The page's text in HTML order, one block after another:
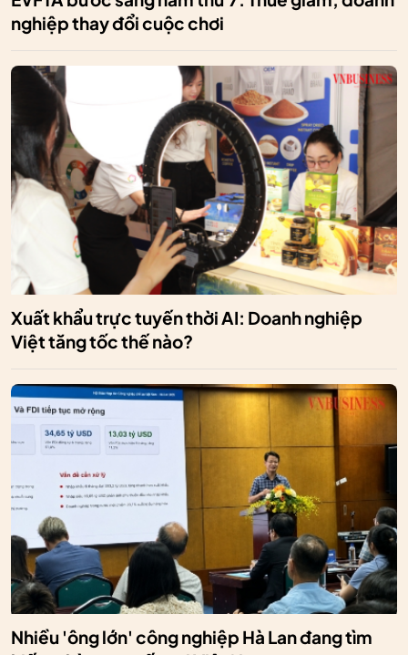
nghiệp thay đổi cuộc chơi
Xuất khẩu trực tuyến thời AI: Doanh nghiệp
Việt tăng tốc thế nào?
Nhiều 'ông lớn' công nghiệp Hà Lan đang tìm